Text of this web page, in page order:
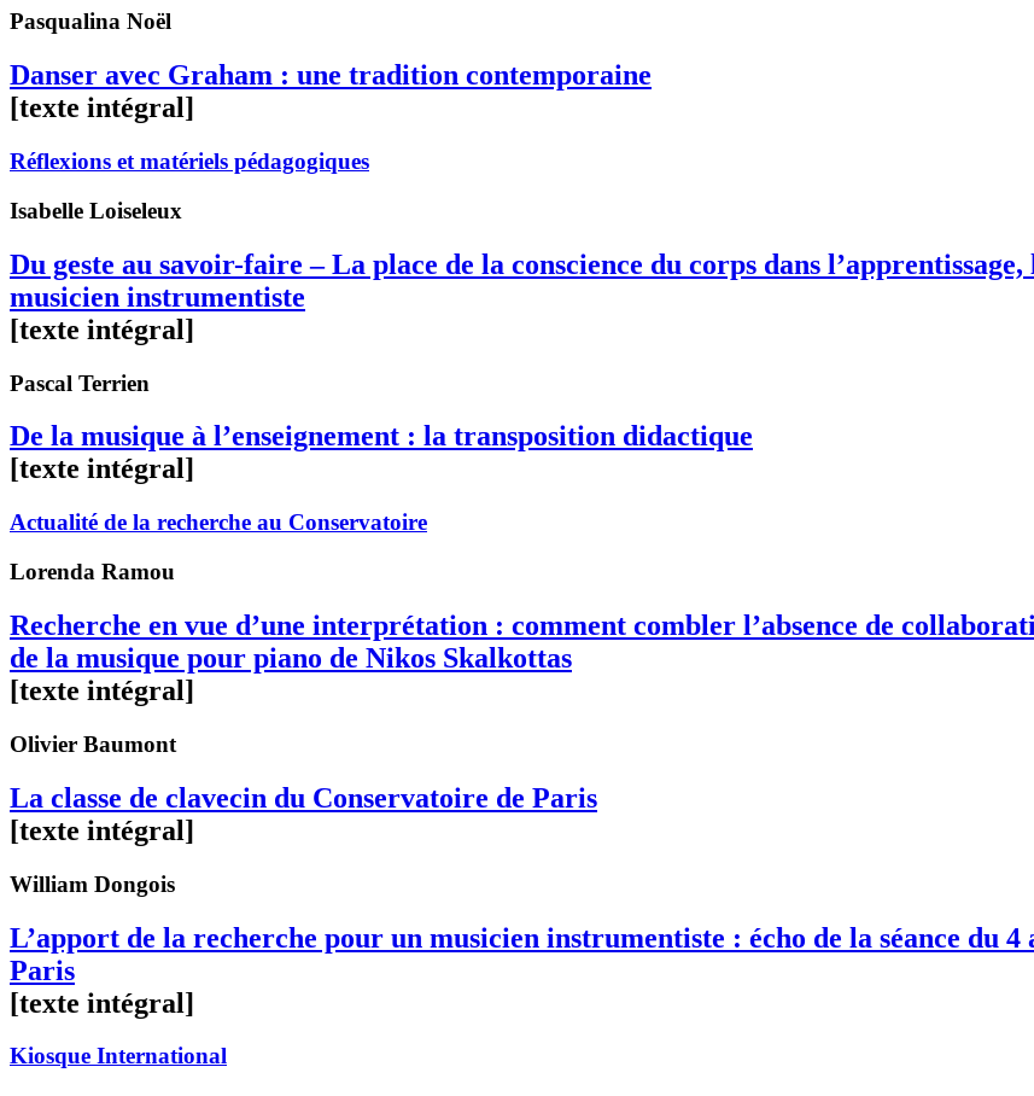
Pasqualina Noël
Danser avec Graham : une tradition contemporaine
[texte intégral]
Réflexions et matériels pédagogiques
Isabelle Loiseleux
Du geste au savoir-faire – La place de la conscience du corps dans
musicien instrumentiste
[texte intégral]
Pascal Terrien
De la musique à l’enseignement : la transposition didactique
[texte intégral]
Actualité de la recherche au Conservatoire
Lorenda Ramou
Recherche en vue d’une interprétation : comment combler l’absence de
de la musique pour piano de Nikos Skalkottas
[texte intégral]
Olivier Baumont
La classe de clavecin du Conservatoire de Paris
[texte intégral]
William Dongois
L’apport de la recherche pour un musicien instrumentiste : écho de la séance du
Paris
[texte intégral]
Kiosque International